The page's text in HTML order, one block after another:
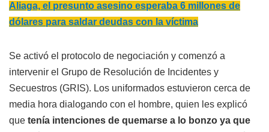
Aliaga, el presunto asesino esperaba 6 millones de
dólares para saldar deudas con la víctima
Se activó el protocolo de negociación y comenzó a
intervenir el Grupo de Resolución de Incidentes y
Secuestros (GRIS). Los uniformados estuvieron cerca de
media hora dialogando con el hombre, quien les explicó
que tenía intenciones de quemarse a lo bonzo ya que